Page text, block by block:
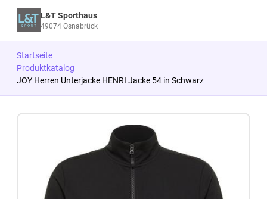
L&T Sporthaus
49074 Osnabrück
Startseite
Produktkatalog
JOY Herren Unterjacke HENRI Jacke 54 in Schwarz